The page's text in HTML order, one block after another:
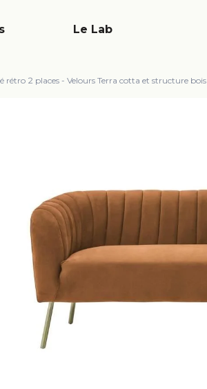
Le Lab
rétro 2 places - Velours Terra cotta et structure